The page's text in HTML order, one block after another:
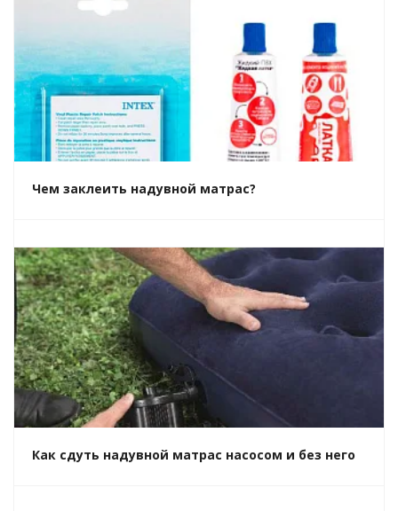
Чем заклеить надувной матрас?
Как сдуть надувной матрас насосом и без него